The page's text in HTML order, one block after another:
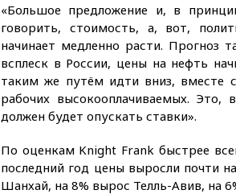
«Большое предложение и, в
говорить, стоимость, а, вот,
начинает медленно расти. Прогноз
всплеск в России, цены на нефть
таким же путём идти вниз, вместе
рабочих высокооплачиваемых.
должен будет опускать ставки».
По оценкам Knight Frank быстрее
последний год цены выросли почти
Шанхай, на 8% вырос Телль-Авив, на